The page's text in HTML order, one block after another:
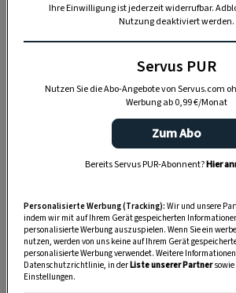
„Servus Garten“ auf
Nutzen Sie WhatsApp auf Ihrem Handy
dem Balkon, der Terrasse oder im
unserem kostenlosen WhatsApp-Kanal
Tipps und Tricks für Garten, Terrasse,
Ihre Einwilligung ist jederzeit widerrufbar.
Nutzung deaktiviert werden.
Servus PUR
Nutzen Sie die Abo-Angebote von Servus.com
Werbung ab 0,99 €/Monat
Zum Abo
Bereits Servus PUR-Abonnent?Hier
Personalisierte Werbung (Tracking): Wir und unsere
indem wir mit auf Ihrem Gerät gespeicherten
personalisierte Werbung auszuspielen. Wenn Sie ein
nutzen, werden von uns keine auf Ihrem Gerät
personalisierte Werbung verwendet. Weitere
Datenschutzrichtlinie, in derListe unserer Partnersowie
Einstellungen.